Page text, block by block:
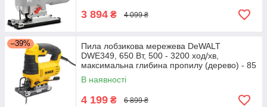
3 894 ₴ 4 099 ₴
–39%
Пила лобзикова мережева DeWALT
DWE349, 650 Вт, 500 - 3200 ход/хв,
максимальна глибина пропилу (дерево) - 85
мм, вага 2.4 кг
В наявності
4 199 ₴ 6 899 ₴